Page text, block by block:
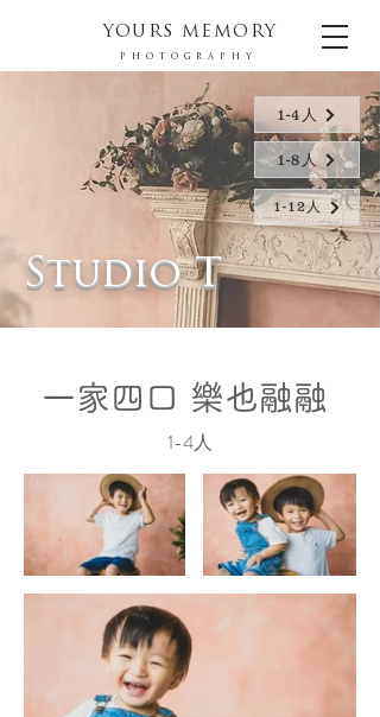
YOURS MEMORY
PHOTOGRAPHY
1-4人
1-8人
1-12人
Studio T
一家四口 樂也融融
1-4人